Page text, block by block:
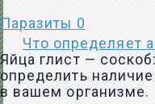
Паразиты 0
Что определяет
Яйца глист —
определить
в вашем организме.